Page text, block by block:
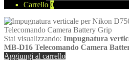
Carrello 0
Stai visualizzando: Impugnatura
MB-D16 Telecomando Camera
Aggiungi al carrello